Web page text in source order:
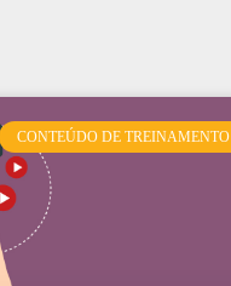
CONTEÚDO DE TREINAMENTO